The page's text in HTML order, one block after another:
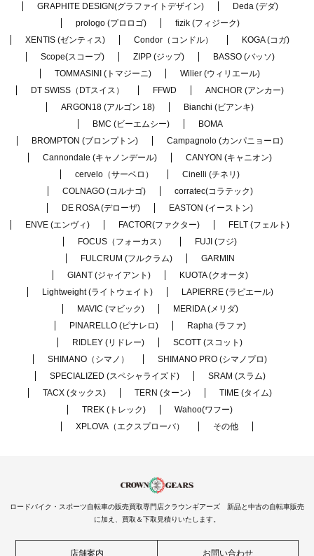
GRAPHITE DESIGN(グラファイトデザイン)
Deda (デダ)
prologo (プロロゴ)
fizik (フィジーク)
XENTIS (ゼンティス)
Condor（コンドル）
KOGA (コガ)
Scope(スコープ)
ZIPP (ジップ)
BASSO (バッソ)
TOMMASINI (トマジーニ)
Wilier (ウィリエール)
DT SWISS（DTスイス）
FFWD
ANCHOR (アンカー)
ARGON18 (アルゴン 18)
Bianchi (ビアンキ)
BMC (ビーエムシー)
BOMA
BROMPTON (ブロンプトン)
Campagnolo (カンパニョーロ)
Cannondale (キャノンデール)
CANYON (キャニオン)
cervelo（サーベロ）
Cinelli (チネリ)
COLNAGO (コルナゴ)
corratec(コラテック)
DE ROSA (デローザ)
EASTON (イーストン)
ENVE (エンヴィ)
FACTOR(ファクター)
FELT (フェルト)
FOCUS（フォーカス）
FUJI (フジ)
FULCRUM (フルクラム)
GARMIN
GIANT (ジャイアント)
KUOTA (クオータ)
Lightweight (ライトウェイト)
LAPIERRE (ラピエール)
MAVIC (マビック)
MERIDA (メリダ)
PINARELLO (ピナレロ)
Rapha (ラファ)
RIDLEY (リドレー)
SCOTT (スコット)
SHIMANO（シマノ）
SHIMANO PRO (シマノプロ)
SPECIALIZED (スペシャライズド)
SRAM (スラム)
TACX (タックス)
TERN (ターン)
TIME (タイム)
TREK (トレック)
Wahoo(ワフー)
XPLOVA（エクスプローバ）
その他
ロードバイク・スポーツ自転車の販売買取専門店クラウンギアーズ 新品と中古の自転車販売
に加え、買取＆下取見積りいたします。
店舗案内 お問い合わせ